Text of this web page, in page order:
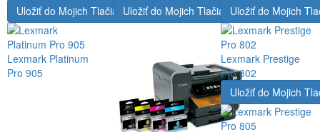
Uložiť do Mojich Tlačiarní
Lexmark Platinum
Pro 905
Uložiť do Mojich TlačiarníUložiť do Mojich
Lexmark Prestige
Pro 802
Uložiť do Mojich